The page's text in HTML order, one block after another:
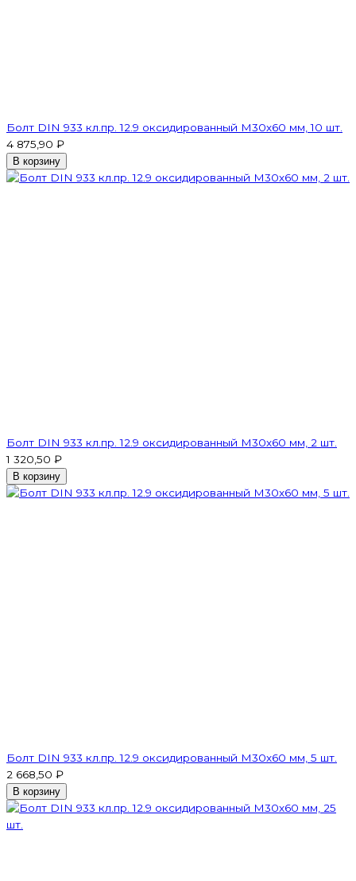
Болт DIN 933 кл.пр. 12.9 оксидированный M30х60 мм, 10 шт.
4 875,90 ₽
В корзину
Болт DIN 933 кл.пр. 12.9 оксидированный M30х60 мм, 2 шт.
1 320,50 ₽
В корзину
Болт DIN 933 кл.пр. 12.9 оксидированный M30х60 мм, 5 шт.
2 668,50 ₽
В корзину